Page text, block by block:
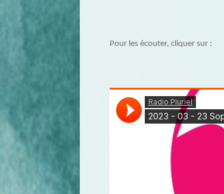
Pour les écouter, cliquer sur :